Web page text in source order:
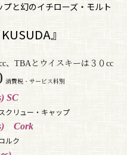
と幻のイチローズ・モルト
』
、TBAとウイスキーは３０cc
消費税・サービス料別
SC
クリュー・キャップ
Cork
ルク